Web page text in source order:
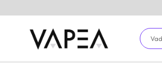
to
Sök
efter: